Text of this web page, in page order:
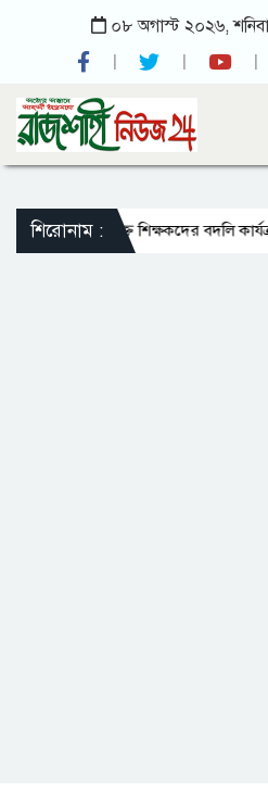
০৮ অগাস্ট ২০২৬,
শিরোনাম :
এমপিওভুক্ত শিক্ষকদের বদলি কার্যক্রম